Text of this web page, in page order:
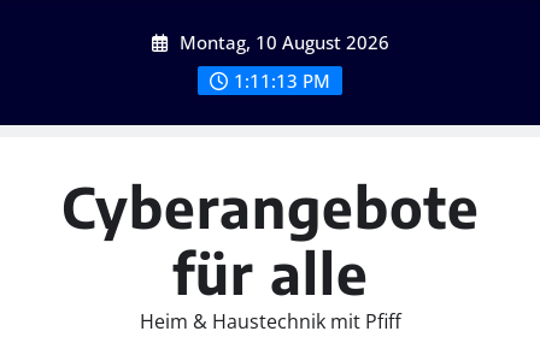
Montag, 10 August 2026
1:11:14 PM
Cyberangebote
für alle
Heim & Haustechnik mit Pfiff